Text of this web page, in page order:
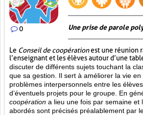
0 Une prise de parole
Le Conseil de coopérationest une réunion
l’enseignant et les élèves autour d’une
discuter de différents sujets touchant la
que sa gestion. Il sert à améliorer la vie
problèmes interpersonnels entre les
d’éventuels projets pour le groupe. En
coopération a lieu une fois par semaine et
abordés sont précisés préalablement par